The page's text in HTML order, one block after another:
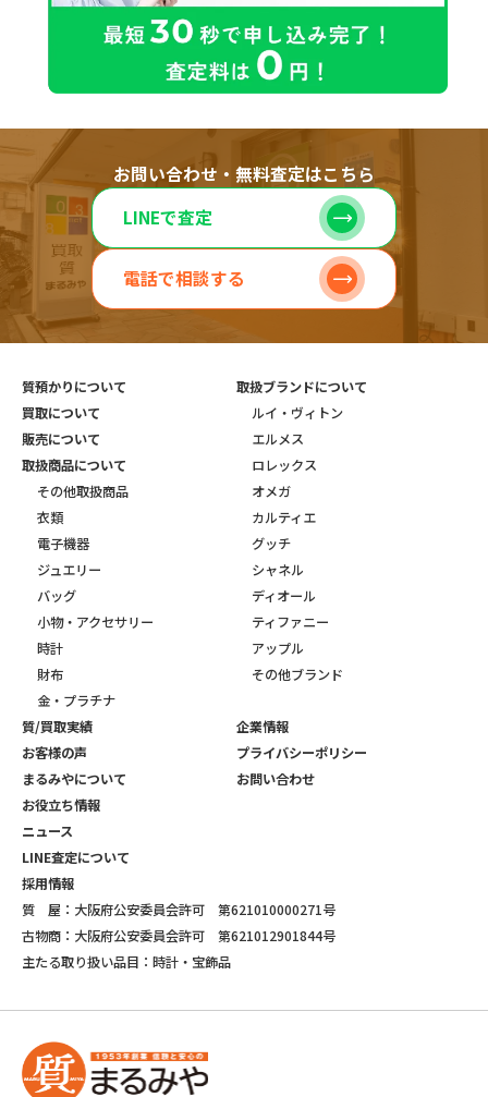
お問い合わせ・無料査定はこちら
LINEで査定
電話で相談する
質預かりについて
買取について
販売について
取扱商品について
その他取扱商品
衣類
電子機器
ジュエリー
バッグ
小物・アクセサリー
時計
財布
金・プラチナ
取扱ブランドについて
ルイ・ヴィトン
エルメス
ロレックス
オメガ
カルティエ
グッチ
シャネル
ディオール
ティファニー
アップル
その他ブランド
質/買取実績
お客様の声
まるみやについて
お役立ち情報
ニュース
LINE査定について
採用情報
企業情報
プライバシーポリシー
お問い合わせ
質 屋：大阪府公安委員会許可 第621010000271号
古物商：大阪府公安委員会許可 第621012901844号
主たる取り扱い品目：時計・宝飾品